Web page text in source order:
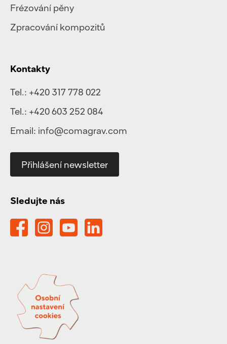
Frézování pěny
Zpracování kompozitů
Kontakty
Tel.: +420 317 778 022
Tel.: +420 603 252 084
Email: info@comagrav.com
Přihlášení newsletter
Sledujte nás